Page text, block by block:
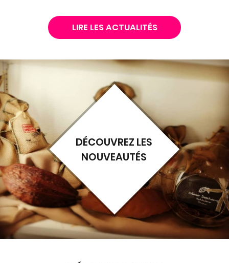
LIRE LES ACTUALITÉS
DÉCOUVREZ LES
NOUVEAUTÉS